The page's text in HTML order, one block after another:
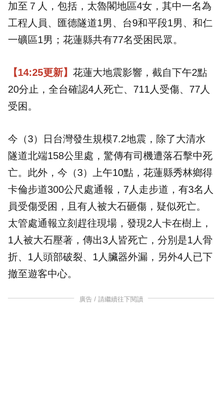
加至７人，包括，太魯閣地區4女，其中一名為
工程人員、匯德隧道1男、台9和平段1男、和仁
一礦區1男；花蓮縣共有77名受困民眾。
【14:25更新】 花蓮大地震影響，截自下午2點
20分止，全台確認4人死亡、711人受傷、77人
受困。
今（3）日台灣發生規模7.2地震，除了大清水
隧道北端158公里處，驚傳有司機遭落石擊中死
亡。此外，今（3）上午10點，花蓮縣秀林鄉得
卡倫步道300公尺處通報，7人走步道，有3名人
員受傷受困，且有人被大石砸傷，疑似死亡。
太管處通報立刻趕往現場，發現2人卡在樹上，
1人被大石壓著，傳出3人皆死亡，分別是1人骨
折、1人頭部破裂、1人臟器外漏，另外4人已下
撤至遊客中心。
廣告 / 請繼續往下閱讀